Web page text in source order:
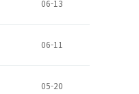
06-13
06-11
05-20